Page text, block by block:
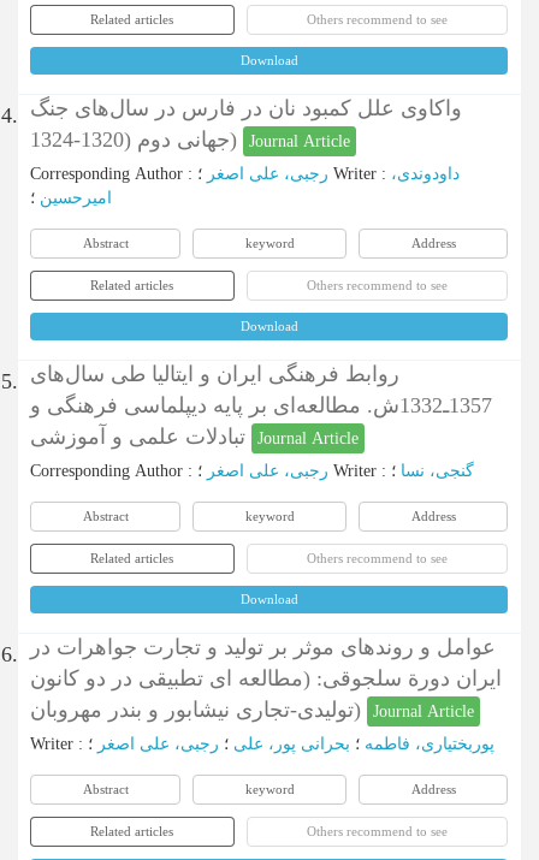
Related articles Others recommend to see
Download
4. واکاوی علل کمبود نان در فارس در سال‌های جنگ
جهانی دوم (1320-1324)
Journal Article
Corresponding Author : رجبی، علی اصغر Writer : داودوندی،
امیرحسین ؛
Abstract keyword Address
Related articles Others recommend to see
Download
5. روابط فرهنگی ایران و ایتالیا طی سال‌های
1357ـ1332ش. مطالعه‌ای بر پایه دیپلماسی فرهنگی و
Journal Article
Corresponding Author : رجبی، علی اصغر Writer : گنجی، نسا ؛
Abstract keyword Address
Related articles Others recommend to see
Download
6.
عوامل و روندهای موثر بر تولید و تجارت جواهرات در
ایران دورة سلجوقی: (مطالعه ای تطبیقی در دو کانون
تولیدی-تجاری نیشابور و بندر مهروبان)
Journal Article
Writer : پوربختیاری، فاطمه ؛ بحرانی پور، علی ؛ رجبی، علی اصغر ؛
Abstract keyword Address
Related articles Others recommend to see